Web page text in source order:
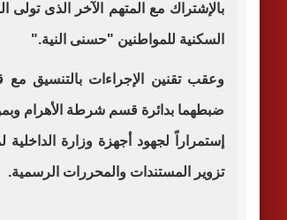
بالإشتراك مع المتهم الآخر الذى
السكنية للمواطنين "حسنى النية".
وعقب تقنين الإجراءات بالتنسيق مع
ضبطهما بدائرة قسم شرطة الأهرام
إستمراراً لجهود أجهزة وزارة
تزوير المستندات والمحررات الرسمية.